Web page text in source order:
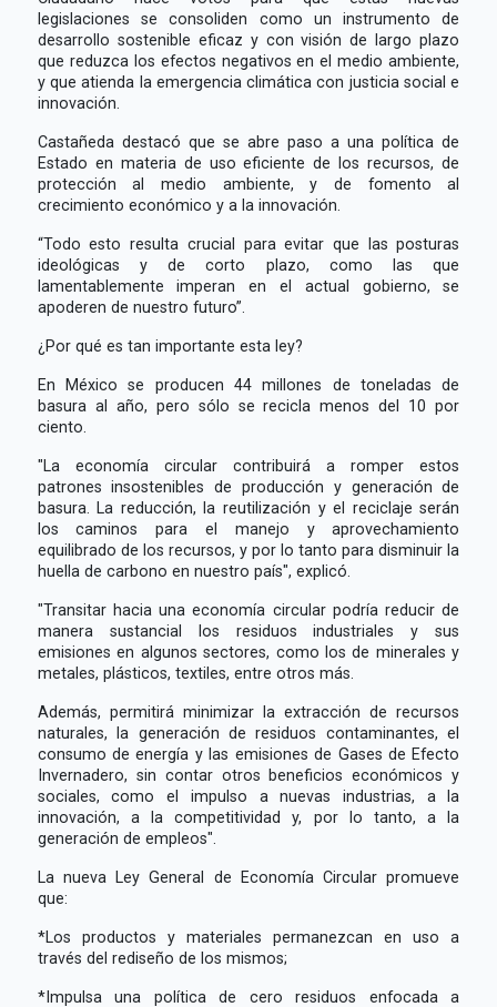
legislaciones se consoliden como un instrumento de
desarrollo sostenible eficaz y con visión de largo plazo
que reduzca los efectos negativos en el medio ambiente,
y que atienda la emergencia climática con justicia social e
innovación.
Castañeda destacó que se abre paso a una política de
Estado en materia de uso eficiente de los recursos, de
protección al medio ambiente, y de fomento al
crecimiento económico y a la innovación.
“Todo esto resulta crucial para evitar que las posturas
ideológicas y de corto plazo, como las que
lamentablemente imperan en el actual gobierno, se
apoderen de nuestro futuro”.
¿Por qué es tan importante esta ley?
En México se producen 44 millones de toneladas de
basura al año, pero sólo se recicla menos del 10 por
ciento.
"La economía circular contribuirá a romper estos
patrones insostenibles de producción y generación de
basura. La reducción, la reutilización y el reciclaje serán
los caminos para el manejo y aprovechamiento
equilibrado de los recursos, y por lo tanto para disminuir la
huella de carbono en nuestro país", explicó.
"Transitar hacia una economía circular podría reducir de
manera sustancial los residuos industriales y sus
emisiones en algunos sectores, como los de minerales y
metales, plásticos, textiles, entre otros más.
Además, permitirá minimizar la extracción de recursos
naturales, la generación de residuos contaminantes, el
consumo de energía y las emisiones de Gases de Efecto
Invernadero, sin contar otros beneficios económicos y
sociales, como el impulso a nuevas industrias, a la
innovación, a la competitividad y, por lo tanto, a la
generación de empleos".
La nueva Ley General de Economía Circular promueve
que:
*Los productos y materiales permanezcan en uso a
través del rediseño de los mismos;
*Impulsa una política de cero residuos enfocada a